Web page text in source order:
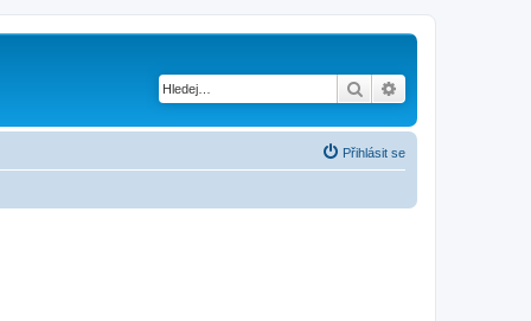
Hledat
Přihlásit se